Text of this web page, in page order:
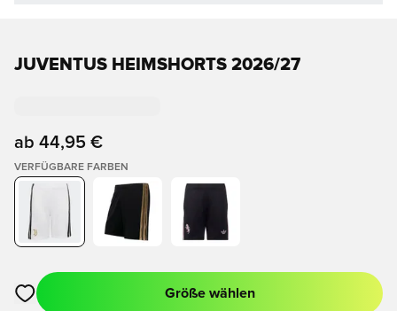
JUVENTUS HEIMSHORTS 2026/27
ab 44,95 €
VERFÜGBARE FARBEN
Öffnet ein neues Fenster zum Anmelden oder Registrieren
Größe wählen